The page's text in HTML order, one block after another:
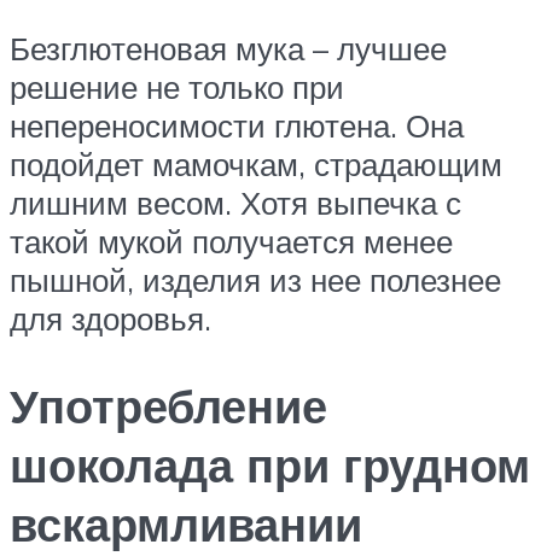
Безглютеновая мука – лучшее
решение не только при
непереносимости глютена. Она
подойдет мамочкам, страдающим
лишним весом. Хотя выпечка с
такой мукой получается менее
пышной, изделия из нее полезнее
для здоровья.
Употребление
шоколада при грудном
вскармливании